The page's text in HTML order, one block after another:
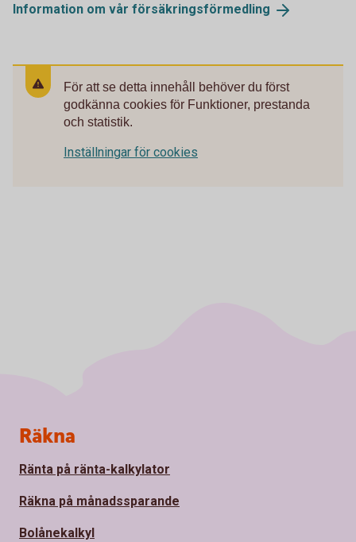
Information om vår försäkringsförmedling
För att se detta innehåll behöver du först
godkänna cookies för Funktioner, prestanda
och statistik.
Inställningar för cookies
Sidfot
Räkna
Ränta på ränta-kalkylator
Räkna på månadssparande
Bolånekalkyl